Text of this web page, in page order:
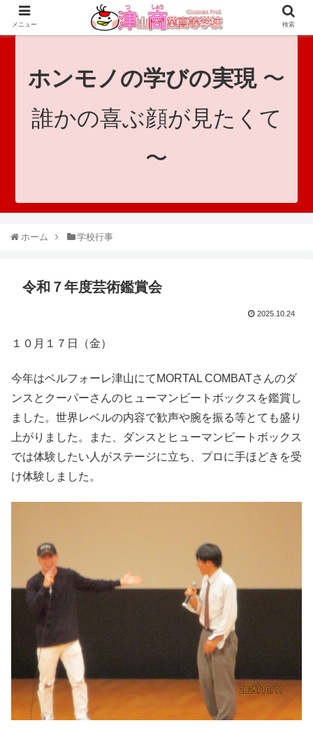
since 1921｜地域と共に未来へつなげ！｜Tsuyama Commercial High School
ホンモノの学びの実現〜
誰かの喜ぶ顔が見たくて
〜
ホーム 学校行事
令和７年度芸術鑑賞会
2025.10.24
１０月１７日（金）
今年はベルフォーレ津山にてMORTAL COMBATさんのダ
ンスとクーパーさんのヒューマンビートボックスを鑑賞し
ました。世界レベルの内容で歓声や腕を振る等とても盛り
上がりました。また、ダンスとヒューマンビートボックス
では体験したい人がステージに立ち、プロに手ほどきを受
け体験しました。
メニュー 検索